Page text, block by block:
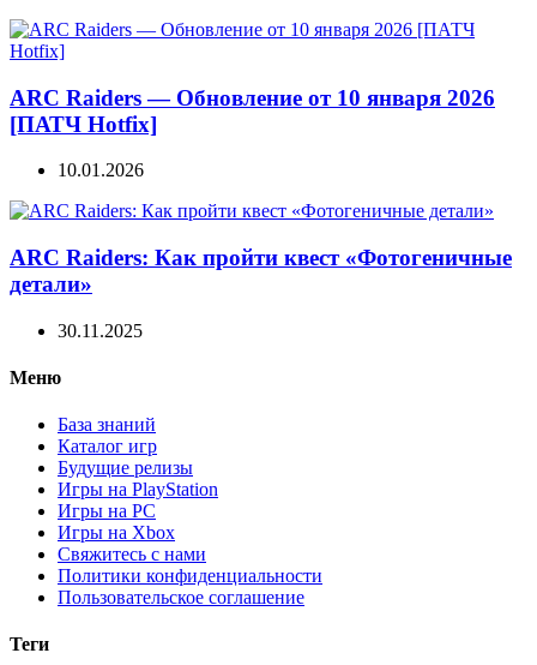
ARC Raiders — Обновление от 10 января 2026
[ПАТЧ Hotfix]
10.01.2026
ARC Raiders: Как пройти квест «Фотогеничные
детали»
30.11.2025
Меню
База знаний
Каталог игр
Будущие релизы
Игры на PlayStation
Игры на PC
Игры на Xbox
Свяжитесь с нами
Политики конфиденциальности
Пользовательское соглашение
Теги